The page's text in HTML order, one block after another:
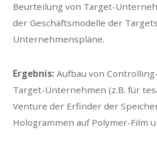
Beurteilung von Target-
der Geschäftsmodelle der
Unternehmenspläne.
Ergebnis:Aufbau von
Target-Unternehmen (z.B. für
Venture der Erfinder der
Hologrammen auf Polymer-Film